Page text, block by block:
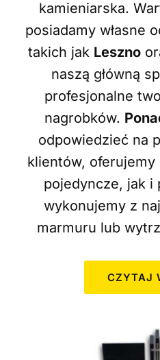
kamieniarska.
posiadamy własne
takich jak Leszno
naszą główną
profesjonalne
nagrobków.
odpowiedzieć na
klientów, oferujemy
pojedyncze, jak i
wykonujemy z
marmuru lub
CZYTAJ